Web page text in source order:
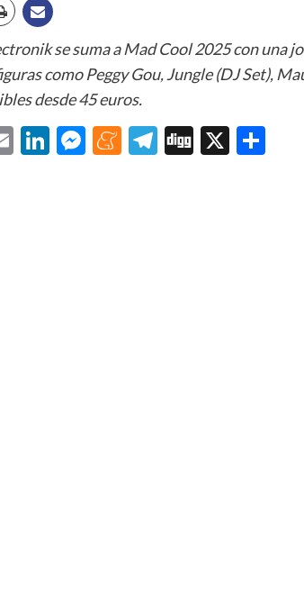
se suma a Mad Cool 2025 con una
como Peggy Gou, Jungle (DJ Set),
desde 45 euros.
EmailLinkedIn
Messenger
Meneame
Telegram
Digg
X